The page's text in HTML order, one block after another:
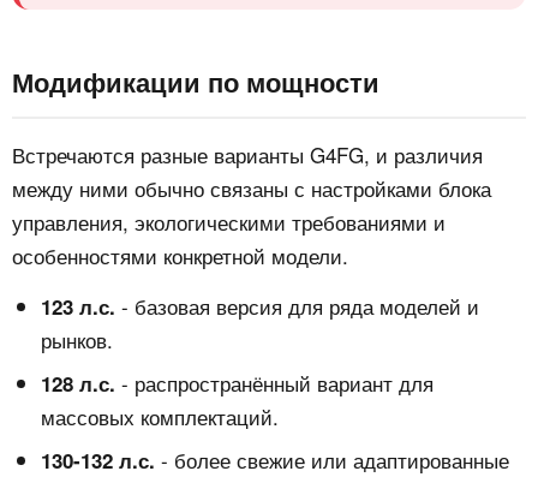
Модификации по мощности
Встречаются разные варианты G4FG, и различия
между ними обычно связаны с настройками блока
управления, экологическими требованиями и
особенностями конкретной модели.
123 л.с. - базовая версия для ряда моделей и
рынков.
128 л.с. - распространённый вариант для
массовых комплектаций.
130-132 л.с. - более свежие или адаптированные